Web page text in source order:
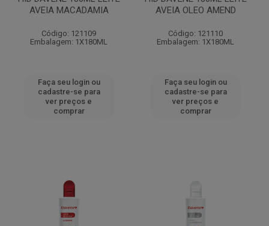
AVEIA MACADAMIA
Código: 121109
Embalagem: 1X180ML
Faça seu login ou
cadastre-se para
ver preços e
comprar
AVEIA OLEO AMEND
Código: 121110
Embalagem: 1X180ML
Faça seu login ou
cadastre-se para
ver preços e
comprar